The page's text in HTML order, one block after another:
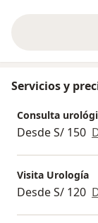
Servicios y
Consulta
Desde S/ 150
Visita Urología
Desde S/ 120